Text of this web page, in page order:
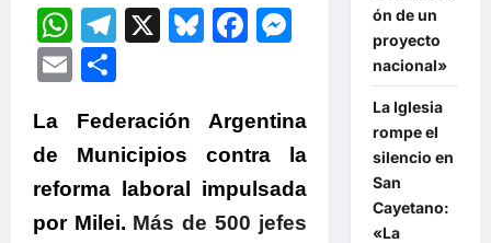
WhatsApp
Telegram
X Bluesky
Facebook
Messenger
Email
La Federación Argentina
de Municipios contra la
reforma laboral impulsada
por Milei. Más de 500 jefes
ón de un
proyecto
nacional»
La Iglesia
rompe el
silencio en
San
Cayetano:
«La